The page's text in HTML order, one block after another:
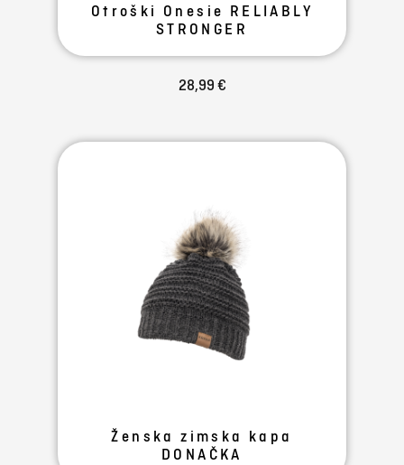
Otroški Onesie RELIABLY
STRONGER
28,99 €
Ženska zimska kapa
DONAČKA